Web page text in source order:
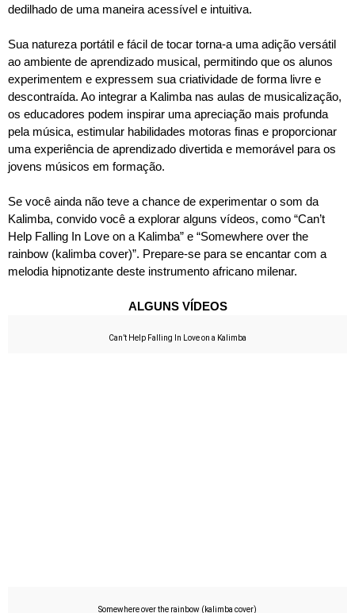
dedilhado de uma maneira acessível e intuitiva.
Sua natureza portátil e fácil de tocar torna-a uma adição versátil
ao ambiente de aprendizado musical, permitindo que os alunos
experimentem e expressem sua criatividade de forma livre e
descontraída. Ao integrar a Kalimba nas aulas de musicalização,
os educadores podem inspirar uma apreciação mais profunda
pela música, estimular habilidades motoras finas e proporcionar
uma experiência de aprendizado divertida e memorável para os
jovens músicos em formação.
Se você ainda não teve a chance de experimentar o som da
Kalimba, convido você a explorar alguns vídeos, como “Can’t
Help Falling In Love on a Kalimba” e “Somewhere over the
rainbow (kalimba cover)”. Prepare-se para se encantar com a
melodia hipnotizante deste instrumento africano milenar.
ALGUNS VÍDEOS
Can’t Help Falling In Love on a Kalimba
Somewhere over the rainbow (kalimba cover)